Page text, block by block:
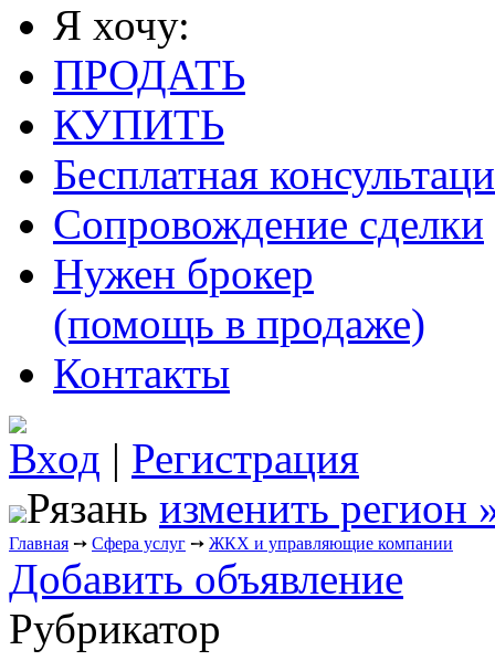
Я хочу:
ПРОДАТЬ
КУПИТЬ
Бесплатная
Сопровождение сделки
Нужен брокер
(помощь в продаже)
Контакты
Вход | Регистрация
Рязань изменить регион
Главная ➙ Сфера услуг ➙ ЖКХ и управляющие компании
Добавить объявление
Рубрикатор